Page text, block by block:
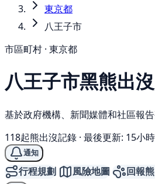
東京都
八王子市
市區町村 · 東京都
八王子市黑熊出
基於政府機構、新聞媒體和社區報告
118起熊出沒記錄 · 最後更新: 15小
通知
行程規劃 風險地圖 回報